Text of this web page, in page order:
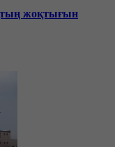
жоқтығын